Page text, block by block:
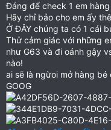
Đáng để check 1 em
Hãy chỉ bảo cho em ấy
Ở ĐÂY chúng ta có 1 cái
Thử cảm giác với những
như G63 và đi oánh gậy
nào!
ai sẽ là ngừoi mở hàng bé
GOOG